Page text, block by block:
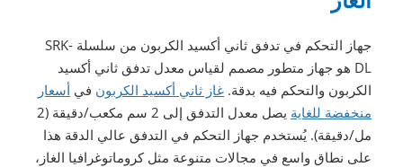
جهاز التحكم في تدفق ثاني أكسيد الكربون من سلسلة SRK-
DL هو جهاز متطور مصمم لقياس معدل تدفق ثاني أكسيد
الكربون والتحكم فيه بدقة. غاز ثاني أكسيد الكربون في أسعار
منخفضة للغاية
يصل معدل التدفق إلى 2 سم مكعب/دقيقة (2
مل/دقيقة). يُستخدم جهاز التحكم في التدفق عالي الدقة هذا
على نطاق واسع في مجالات متنوعة مثل كروماتوغرافيا الغاز،